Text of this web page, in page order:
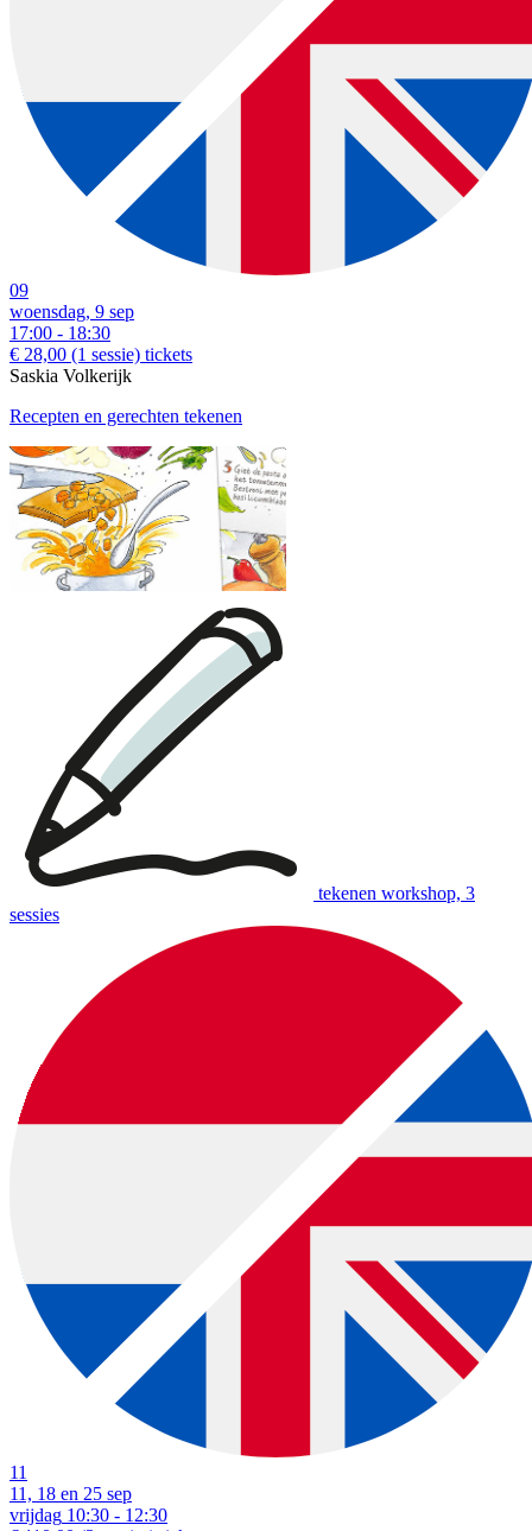
09
woensdag, 9 sep
17:00 - 18:30
€ 28,00 (1 sessie) tickets
Saskia Volkerijk
Recepten en gerechten tekenen
tekenen workshop, 3
sessies
11
11, 18 en 25 sep
vrijdag 10:30 - 12:30